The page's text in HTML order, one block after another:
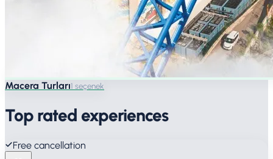
Macera Turları1 seçenek
Top rated experiences
Free cancellation